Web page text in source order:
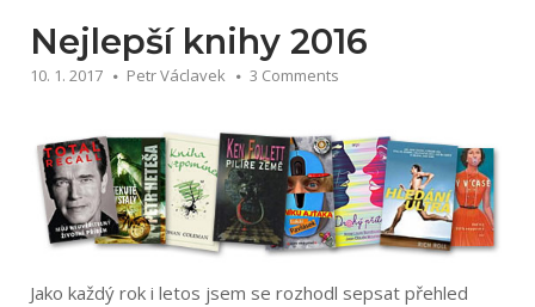
Nejlepší knihy 2016
10. 1. 2017 Petr Václavek 3 Comments
Jako každý rok i letos jsem se rozhodl sepsat přehled